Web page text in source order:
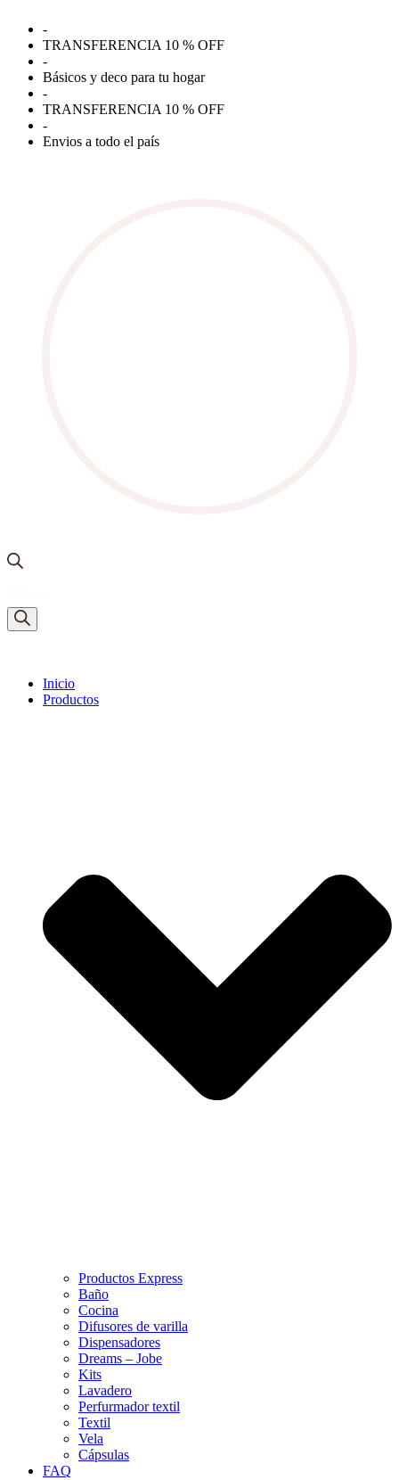
contenido
-
TRANSFERENCIA 10 % OFF
-
Básicos y deco para tu hogar
-
TRANSFERENCIA 10 % OFF
-
Envios a todo el país
productos
Inicio
Productos
Productos Express
Baño
Cocina
Difusores de varilla
Dispensadores
Dreams – Jobe
Kits
Lavadero
Perfurmador textil
Textil
Vela
Cápsulas
FAQ